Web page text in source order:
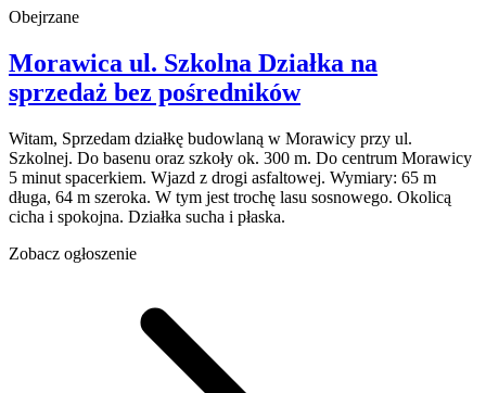
Obejrzane
Morawica ul. Szkolna Działka na
sprzedaż bez pośredników
Witam, Sprzedam działkę budowlaną w Morawicy przy ul.
Szkolnej. Do basenu oraz szkoły ok. 300 m. Do centrum Morawicy
5 minut spacerkiem. Wjazd z drogi asfaltowej. Wymiary: 65 m
długa, 64 m szeroka. W tym jest trochę lasu sosnowego. Okolicą
cicha i spokojna. Działka sucha i płaska.
Zobacz ogłoszenie